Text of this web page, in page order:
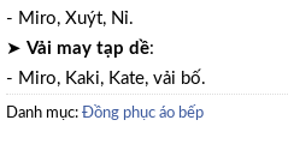
- Miro, Xuýt, Nỉ.
➤ Vải may tạp dề:
- Miro, Kaki, Kate, vải bố.
Danh mục: Đồng phục áo bếp